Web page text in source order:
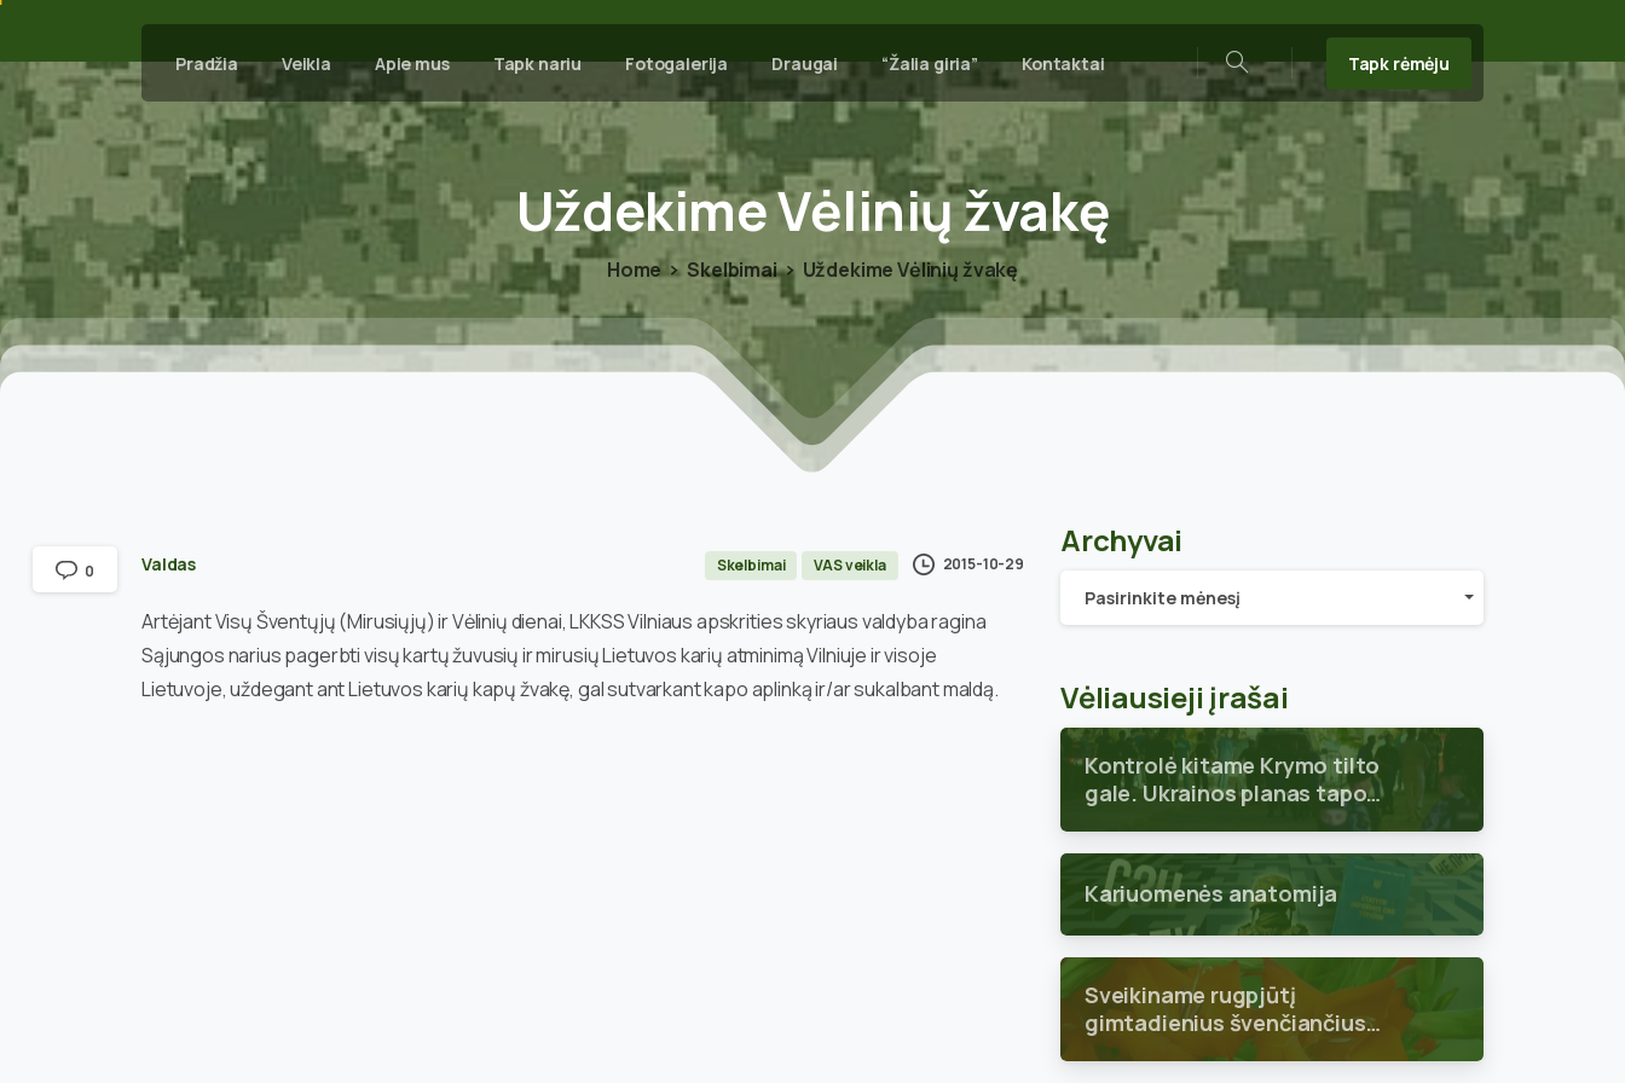
Pradžia Veikla Apie mus Tapk nariu Fotogalerija Draugai “Žalia giria” Kontaktai
Search
Tapk rėmėju
UždekimeVėliniųžvakę
Home Skelbimai Uždekime Vėlinių žvakę
Valdas Skelbimai VAS veikla 2015-10-29
Artėjant Visų Šventųjų (Mirusiųjų) ir Vėlinių dienai, LKKSS Vilniaus apskrities skyriaus valdyba ragina
Sąjungos narius pagerbti visų kartų žuvusių ir mirusių Lietuvos karių atminimą Vilniuje ir visoje
Lietuvoje, uždegant ant Lietuvos karių kapų žvakę, gal sutvarkant kapo aplinką ir/ar sukalbant maldą.
0
Archyvai
Archyvai
Pasirinkite mėnesį
Vėliausieji įrašai
Kontrolė kitame Krymo tilto
gale. Ukrainos planas tapo
Kariuomenės anatomija
Sveikiname rugpjūtį
gimtadienius švenčiančius
skyriaus narius